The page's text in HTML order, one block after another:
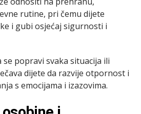
rutine, pri čemu dijete
i gubi osjećaj sigurnosti i
popravi svaka situacija ili
dijete da razvije otpornost i
s emocijama i izazovima.